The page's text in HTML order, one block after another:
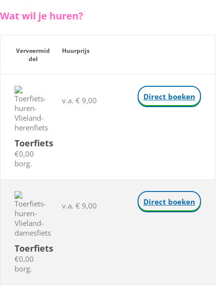
Wat wil je huren?
Vervoermid
del
Huurprijs
Toerfiets
€0,00
borg.
v.a. € 9,00 Direct boeken
Toerfiets
€0,00
borg.
v.a. € 9,00 Direct boeken